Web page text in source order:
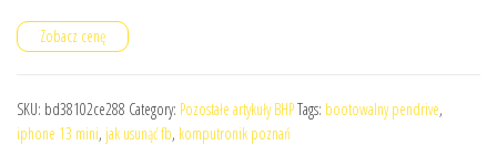
Zobacz cenę
SKU: bd38102ce288 Category: Pozostałe artykuły BHPTags: bootowalny pendrive,
iphone 13 mini, jak usunąć fb, komputronik poznań